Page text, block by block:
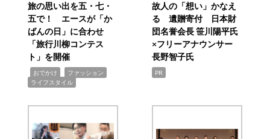
旅の思い出を五・七・
五で！ エースが「か
ばんの日」に合わせ
「旅行川柳コンテス
ト」を開催
おでかけ ファッション
ライフスタイル
故人の「想い」かなえ
る 遺贈寄付 日本財
団名誉会長 笹川陽平氏
×フリーアナウンサー
長野智子氏
PR